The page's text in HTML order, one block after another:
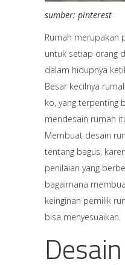
sumber: pinterest
Rumah merupakan
untuk setiap orang
dalam hidupnya
Besar kecilnya
ko, yang terpenting
mendesain rumah
Membuat desain
tentang bagus,
penilaian yang
bagaimana
keinginan pemilik
bisa menyesuaikan.